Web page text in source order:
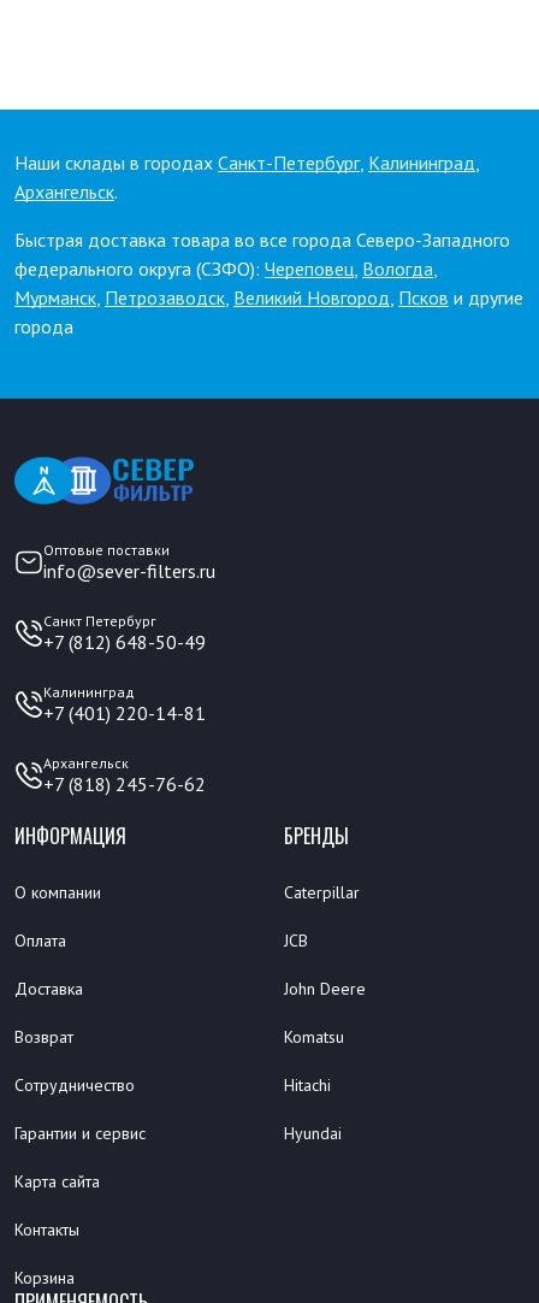
Наши склады в городах Санкт-Петербург, Калининград,
Архангельск.
Быстрая доставка товара во все города Северо-Западного
федерального округа (СЗФО): Череповец, Вологда,
Мурманск, Петрозаводск, Великий Новгород, Псков и другие
города
Оптовые поставки
info@sever-filters.ru
Санкт Петербург
+7 (812) 648-50-49
Калининград
+7 (401) 220-14-81
Архангельск
+7 (818) 245-76-62
ИНФОРМАЦИЯ
О компании
Оплата
Доставка
Возврат
Сотрудничество
Гарантии и сервис
Карта сайта
Контакты
Корзина
БРЕНДЫ
Caterpillar
JCB
John Deere
Komatsu
Hitachi
Hyundai